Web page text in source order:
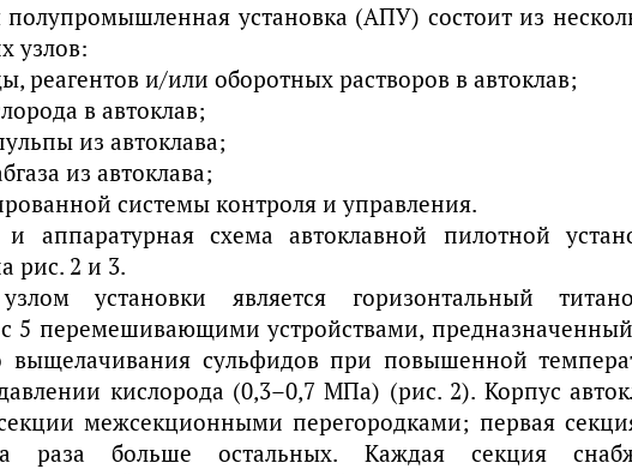
полупромышленная установка (АПУ) состоит из
узлов:
реагентов и/или оборотных растворов в автоклав;
в автоклав;
из автоклава;
из автоклава;
системы контроля и управления.
аппаратурная схема автоклавной пилотной
рис. 2 и 3.
установки является горизонтальный
с 5 перемешивающими устройствами,
выщелачивания сульфидов при повышенной
кислорода (0,3–0,7 МПа) (рис. 2). Корпус
межсекционными перегородками; первая
раза больше остальных. Каждая секция